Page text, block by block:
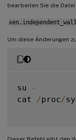
bearbeiten Sie die Datei
Um diese Änderungen
su
-
cat
/proc/